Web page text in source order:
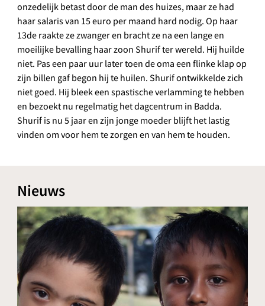
onzedelijk betast door de man des huizes, maar ze had
haar salaris van 15 euro per maand hard nodig. Op haar
13de raakte ze zwanger en bracht ze na een lange en
moeilijke bevalling haar zoon Shurif ter wereld. Hij huilde
niet. Pas een paar uur later toen de oma een flinke klap op
zijn billen gaf begon hij te huilen. Shurif ontwikkelde zich
niet goed. Hij bleek een spastische verlamming te hebben
en bezoekt nu regelmatig het dagcentrum in Badda.
Shurif is nu 5 jaar en zijn jonge moeder blijft het lastig
vinden om voor hem te zorgen en van hem te houden.
Nieuws